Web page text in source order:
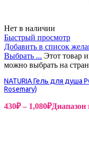
Нет в наличии
Быстрый просмотр
Добавить в список
Выбрать ... Этот товар
можно выбрать на
NATURIA Гель для душа
Rosemary)
430₽ – 1,080₽Диапазон